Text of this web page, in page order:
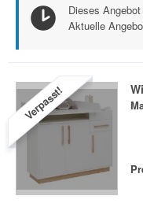
Dieses
Aktuelle
Verpasst!